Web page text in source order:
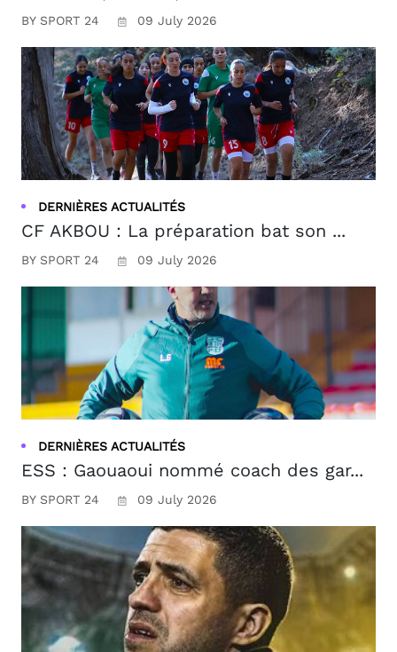
BY SPORT 24 09 July 2026
DERNIÈRES ACTUALITÉS
CF AKBOU : La préparation bat son ...
BY SPORT 24 09 July 2026
DERNIÈRES ACTUALITÉS
ESS : Gaouaoui nommé coach des gar...
BY SPORT 24 09 July 2026